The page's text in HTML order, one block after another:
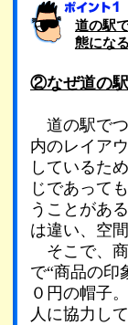
道の駅
態にな
②なぜ道の駅
道の駅でつ
内のレイア
しているた
じであって
うことがあ
は違い、空
そこで、商
で“商品の印
０円の帽子
人に協力し